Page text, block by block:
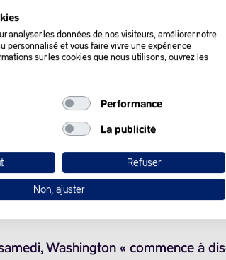
chutent après les nouvelles
pétroliers continuent de jouer
d’une intervention militaire,
qui a fait dégringoler ce lundi les
dernière, le président américain
ou fournissent du pétrole à Cuba,
après que Trump a interrompu les
Washington « commence à
analyser les données de nos visiteurs, améliorer notre
personnalisé et vous faire vivre une expérience
sur les cookies que nous utilisons, ouvrez les
Performance
La publicité
Refuser
Non, ajuster